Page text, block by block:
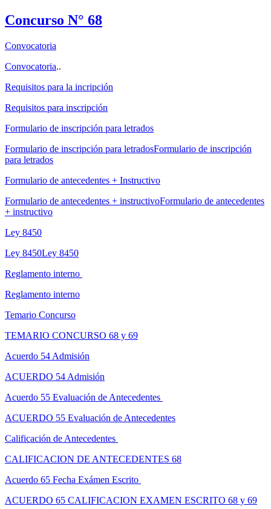
Concurso N° 68
Convocatoria
Convocatoria..
Requisitos para la incripción
Requisitos para inscripción
Formulario de inscripción para letrados
Formulario de inscripción para letradosFormulario de inscripción
para letrados
Formulario de antecedentes + Instructivo
Formulario de antecedentes + instructivoFormulario de antecedentes
+ instructivo
Ley 8450
Ley 8450Ley 8450
Reglamento interno
Reglamento interno
Temario Concurso
TEMARIO CONCURSO 68 y 69
Acuerdo 54 Admisión
ACUERDO 54 Admisión
Acuerdo 55 Evaluación de Antecedentes
ACUERDO 55 Evaluación de Antecedentes
Calificación de Antecedentes
CALIFICACION DE ANTECEDENTES 68
Acuerdo 65 Fecha Exámen Escrito
ACUERDO 65 CALIFICACION EXAMEN ESCRITO 68 y 69